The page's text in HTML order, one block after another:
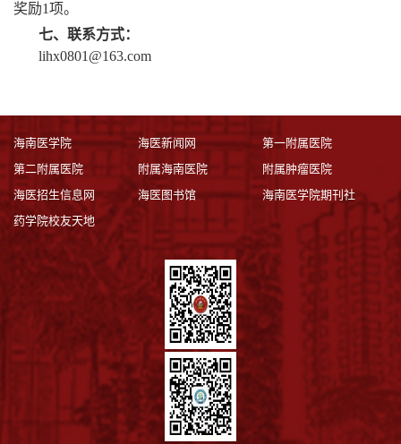
奖励1项。
七、联系方式：
lihx0801@163.com
海南医学院 海医新闻网
第一附属医院
第二附属医院
附属海南医院
附属肿瘤医院
海医招生信息网
海医图书馆
海南医学院期刊社
药学院校友天地